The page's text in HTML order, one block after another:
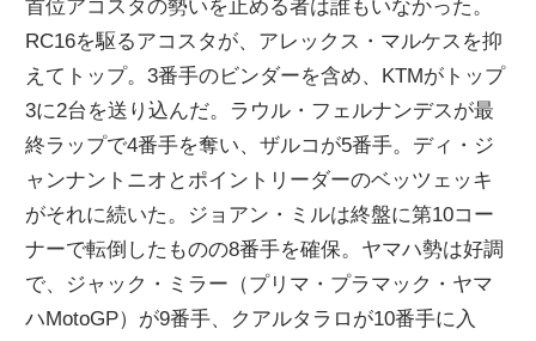
首位アコスタの勢いを止める者は誰もいなかった。
RC16を駆るアコスタが、アレックス・マルケスを抑
えてトップ。3番手のビンダーを含め、KTMがトップ
3に2台を送り込んだ。ラウル・フェルナンデスが最
終ラップで4番手を奪い、ザルコが5番手。ディ・ジ
ャンナントニオとポイントリーダーのベッツェッキ
がそれに続いた。ジョアン・ミルは終盤に第10コー
ナーで転倒したものの8番手を確保。ヤマハ勢は好調
で、ジャック・ミラー（プリマ・プラマック・ヤマ
ハMotoGP）が9番手、クアルタラロが10番手に入